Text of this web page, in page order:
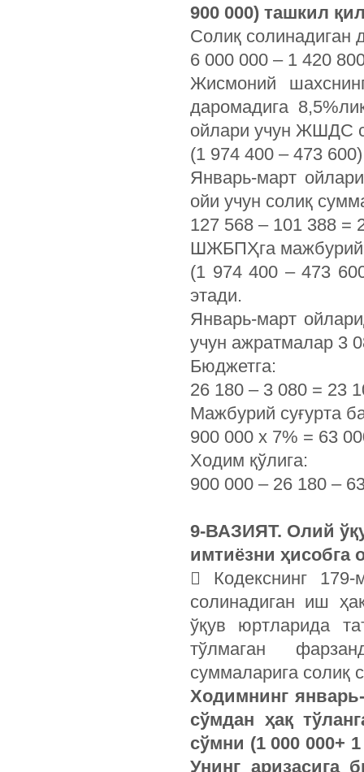
900 000) ташкил
Солиқ солинадиган
6 000 000 – 1 420
Жисмоний
даромадига
ойлари учун ЖШДС
(1 974 400 – 473
Январь-март
ойи учун солиқ
127 568 – 101 388 =
ШЖБПҲга мажбурий
(1 974 400 – 473
этади.
Январь-март
учун ажратмалар 3
Бюджетга:
26 180 – 3 080 = 23
Мажбурий суғурта
900 000 х 7% = 63
Ходим қўлига:
900 000 – 26 180 –
9-ВАЗИЯТ. Олий
имтиёзни
 Кодекснинг 179-
солинадиган иш
ўқув юртларида
тўлмаган
суммаларига солиқ
Ходимнинг
сўмдан ҳақ
сўмни (1 000 000+
Унинг аризасига